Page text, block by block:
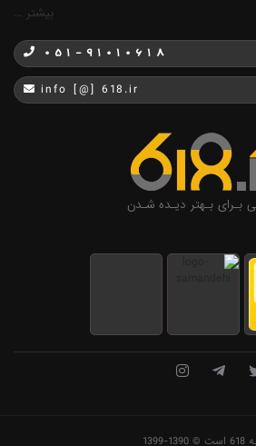
بیشتر ...
051-91010618
info [@] 618.ir
بـرای بـهتر دیـده شـدن